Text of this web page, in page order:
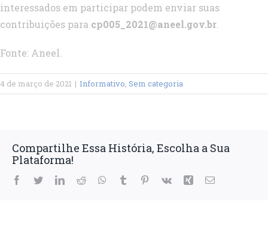
interessados em participar podem enviar suas
contribuições para cp005_2021@aneel.gov.br
Fonte: Aneel.
4 de março de 2021 | Informativo Sem categoria
Compartilhe Essa História, Escolha a Sua
Plataforma!
Facebook
TwitterLinkedIn
Reddit WhatsApp
Tumblr Pinterest
Vk Xing E-